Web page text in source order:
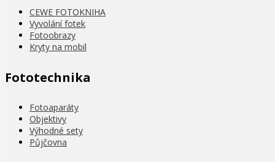
CEWE FOTOKNIHA
Vyvolání fotek
Fotoobrazy
Kryty na mobil
Fototechnika
Fotoaparáty
Objektivy
Výhodné sety
Půjčovna